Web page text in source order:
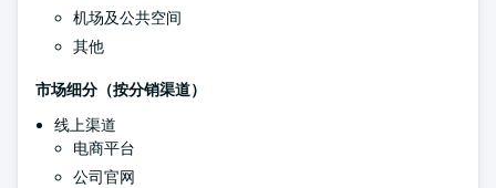
机场及公共空间
其他
市场细分（按分销渠道）
线上渠道
电商平台
公司官网